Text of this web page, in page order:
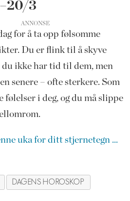
3
for å ta opp følsomme
Du er flink til å skyve
ikke har tid til dem, men
senere – ofte sterkere. Som
følelser i deg, og du må slippe
uka for ditt stjernetegn ...
DAGENS HOROSKOP